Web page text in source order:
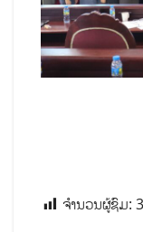
ຂ່າວ
ຈຳນວນຜູ້ຊົມ: